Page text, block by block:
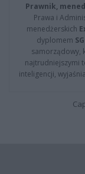
Prawnik,
Prawa i
menedżerskich
dyplomem
samorządowy,
najtrudniejszymi
inteligencji,